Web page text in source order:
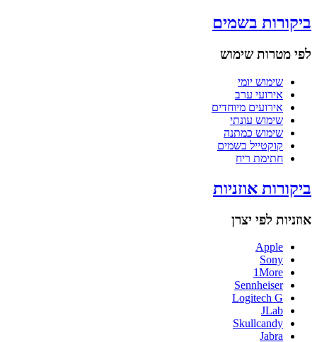
ביקורות בשמים
לפי מטרות שימוש
שימוש יומי
אירועי ערב
אירועים מיוחדים
שימוש עונתי
שימוש כמתנה
קוקטייל בשמים
חתימת ריח
ביקורות אוזניות
אוזניות לפי יצרן
Apple
Sony
1More
Sennheiser
Logitech G
JLab
Skullcandy
Jabra